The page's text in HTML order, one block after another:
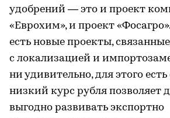
удобрений — это и проект
«Еврохим», и проект
есть новые проекты, связанные
с локализацией и
ни удивительно, для этого
низкий курс рубля позволяет
выгодно развивать экспортно